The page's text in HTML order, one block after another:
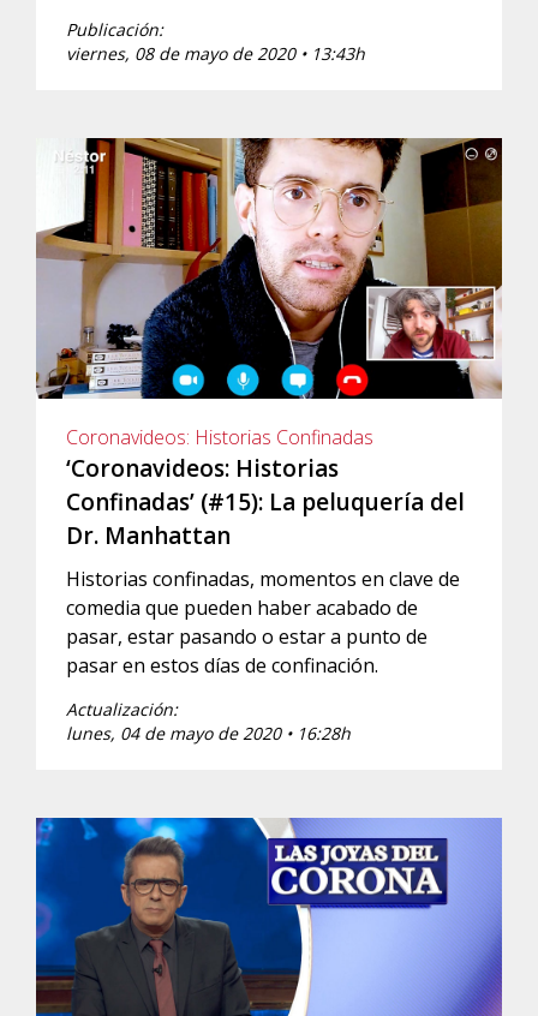
Publicación:
viernes, 08 de mayo de 2020 • 13:43h
Coronavideos: Historias Confinadas
‘Coronavideos: Historias
Confinadas’ (#15): La peluquería del
Dr. Manhattan
Historias confinadas, momentos en clave de
comedia que pueden haber acabado de
pasar, estar pasando o estar a punto de
pasar en estos días de confinación.
Actualización:
lunes, 04 de mayo de 2020 • 16:28h